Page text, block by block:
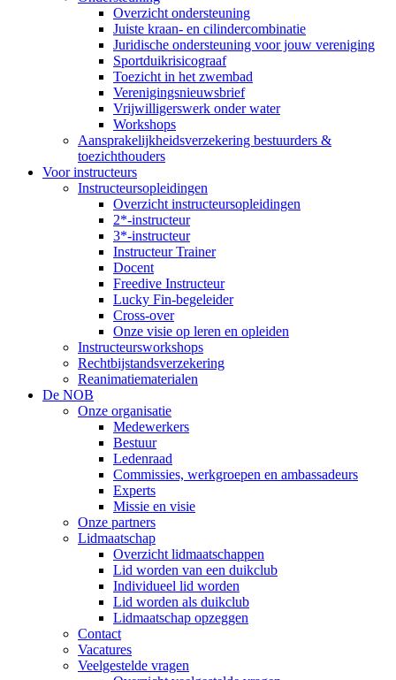
Overzicht ondersteuning
Juiste kraan- en cilindercombinatie
Juridische ondersteuning voor jouw vereniging
Sportduikrisicograaf
Toezicht in het zwembad
Verenigingsnieuwsbrief
Vrijwilligerswerk onder water
Workshops
Aansprakelijkheidsverzekering bestuurders &
toezichthouders
Voor instructeurs
Instructeursopleidingen
Overzicht instructeursopleidingen
2*-instructeur
3*-instructeur
Instructeur Trainer
Docent
Freedive Instructeur
Lucky Fin-begeleider
Cross-over
Onze visie op leren en opleiden
Instructeursworkshops
Rechtbijstandsverzekering
Reanimatiematerialen
De NOB
Onze organisatie
Medewerkers
Bestuur
Ledenraad
Commissies, werkgroepen en ambassadeurs
Experts
Missie en visie
Onze partners
Lidmaatschap
Overzicht lidmaatschappen
Lid worden van een duikclub
Individueel lid worden
Lid worden als duikclub
Lidmaatschap opzeggen
Contact
Vacatures
Veelgestelde vragen